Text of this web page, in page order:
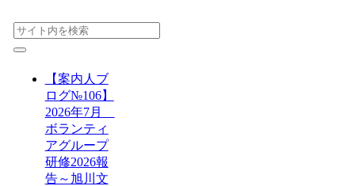
【案内人ブ
ログ№106】
2026年7月
ボランティ
アグループ
研修2026報
告～旭川文